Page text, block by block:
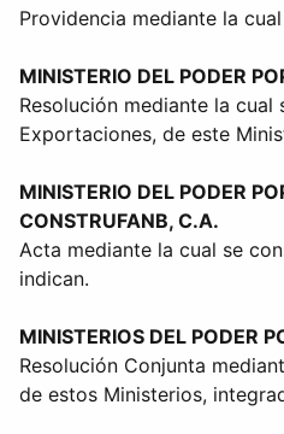
Providencia mediante la
MINISTERIO DEL PODER
Resolución mediante la
Exportaciones, de este
MINISTERIO DEL PODER
CONSTRUFANB, C.A.
Acta mediante la cual se
indican.
MINISTERIOS DEL PODER
Resolución Conjunta
de estos Ministerios,